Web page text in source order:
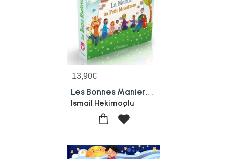
13,90€
Ismail Hekimoglu